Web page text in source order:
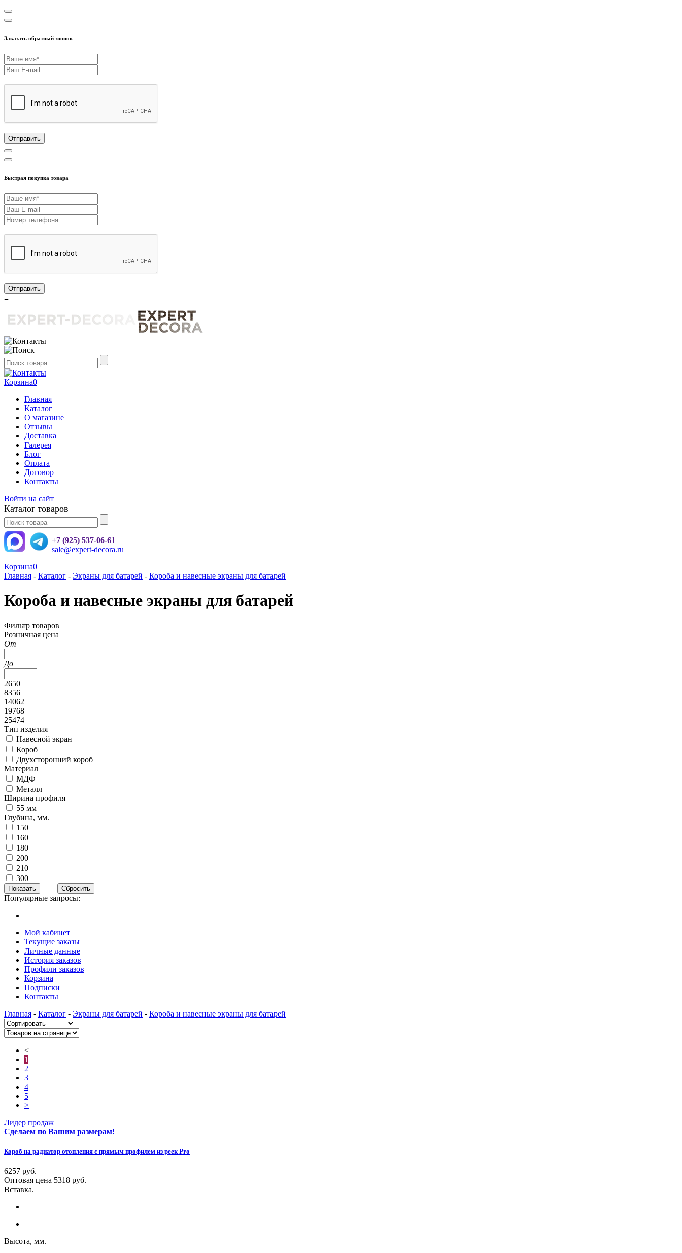
Заказать обратный звонок
Отправить
Быстрая покупка товара
Отправить
≡
Корзина0
Главная
Каталог
О магазине
Отзывы
Доставка
Галерея
Блог
Оплата
Договор
Контакты
Войти на сайт
Каталог товаров
+7 (925) 537-06-61
sale@expert-decora.ru
Корзина0
Главная - Каталог - Экраны для батарей - Короба и навесные экраны для батарей
Короба и навесные экраны для батарей
Фильтр товаров
Розничная цена
От
До
2650
8356
14062
19768
25474
Тип изделия
Навесной экран
Короб
Двухсторонний короб
Материал
МДФ
Металл
Ширина профиля
55 мм
Глубина, мм.
150
160
180
200
210
300
Популярные запросы:
Мой кабинет
Текущие заказы
Личные данные
История заказов
Профили заказов
Корзина
Подписки
Контакты
Главная - Каталог - Экраны для батарей - Короба и навесные экраны для батарей
<
1
2
3
4
5
>
Лидер продаж
Сделаем по Вашим размерам!
Короб на радиатор отопления с прямым профилем из реек Pro
6257 руб.
Оптовая цена 5318 руб.
Вставка.
Высота, мм.